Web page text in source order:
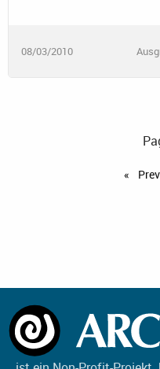
08/03/2010